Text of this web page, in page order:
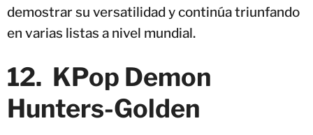
demostrar su versatilidad y continúa triunfando
en varias listas a nivel mundial.
12. KPop Demon
Hunters-Golden